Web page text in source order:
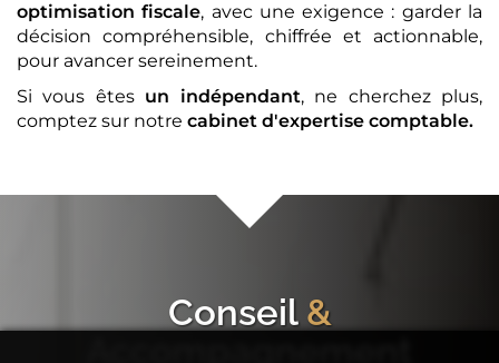
optimisation fiscale, avec une exigence : garder la
décision compréhensible, chiffrée et actionnable,
pour avancer sereinement.
Si vous êtes un indépendant, ne cherchez plus,
comptez sur notre cabinet d'expertise comptable.
Conseil &